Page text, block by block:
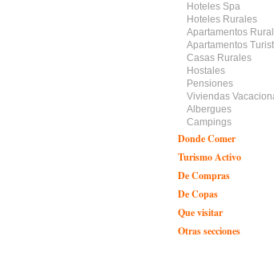
Hoteles Spa
Hoteles Rurales
Apartamentos
Apartamentos
Casas Rurales
Hostales
Pensiones
Viviendas
Albergues
Campings
Donde Comer
Turismo Activo
De Compras
De Copas
Que visitar
Otras secciones